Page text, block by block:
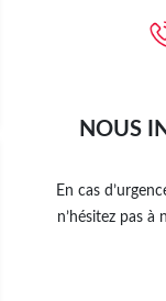
NOUS
En cas
n’hésitez pas